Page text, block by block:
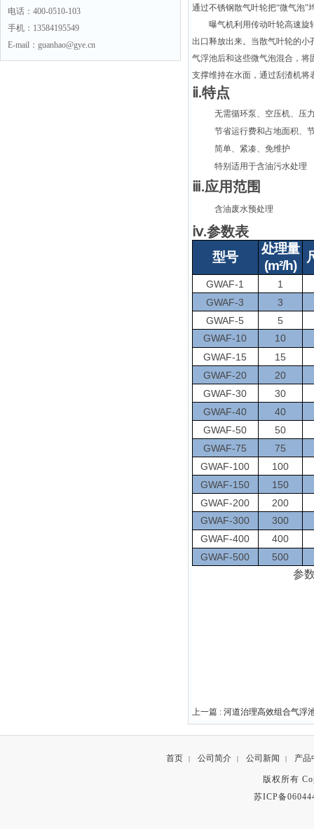
电话：400-0510-103
手机：13584195549
E-mail：guanhao@gye.cn
通过不锈钢散气叶轮把“微气泡"
曝气机利用传动叶轮高速旋
出口释放出来。当散气叶轮的小
气浮池后和这些微气泡混合，将
支撑维持在水面，通过刮渣机将
ⅱ.特点
无需循环泵、空压机、压
节省运行费和占地面积、
简单、紧凑、免维护
特别适用于含油污水处理
ⅲ.应用范围
含油废水预处理
ⅳ.参数表
型号
处理量
(m²/h)
GWAF-1
1
GWAF-3
3
GWAF-5
5
GWAF-10
10
GWAF-15
15
GWAF-20
20
GWAF-30
30
GWAF-40
40
GWAF-50
50
GWAF-75
75
GWAF-100
100
GWAF-150
150
GWAF-200
200
GWAF-300
300
GWAF-400
400
GWAF-500
500
参
上一篇 : 河道治理高效组合气浮
首页 | 公司简介 | 公司新闻 | 产品
版权所有
苏ICP备